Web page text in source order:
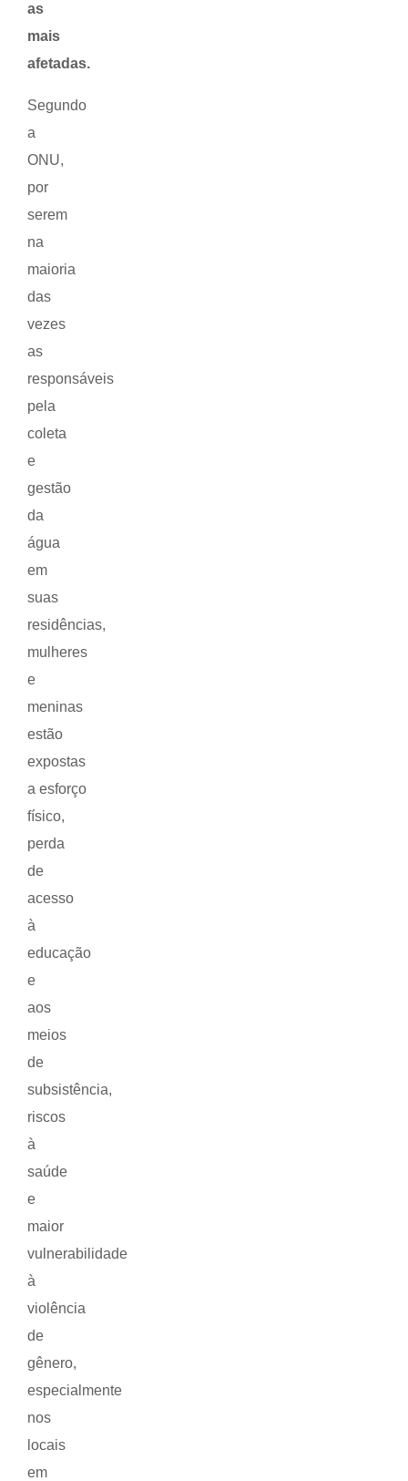
as
mais
afetadas.
Segundo
a
ONU,
por
serem
na
maioria
das
vezes
as
responsáveis
pela
coleta
e
gestão
da
água
em
suas
residências,
mulheres
e
meninas
estão
expostas
a esforço
físico,
perda
de
acesso
à
educação
e
aos
meios
de
subsistência,
riscos
à
saúde
e
maior
vulnerabilidade
à
violência
de
gênero,
especialmente
nos
locais
em